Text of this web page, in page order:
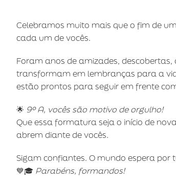
Celebramos muito mais que o fim de
cada um de vocês.
Foram anos de amizades,
transformam em lembranças para a
estão prontos para seguir em frente
🌟 9º A, vocês são motivo de orgulho!
Que essa formatura seja o início de
abrem diante de vocês.
Sigam confiantes. O mundo espera por
💙🎓 Parabéns, formandos!